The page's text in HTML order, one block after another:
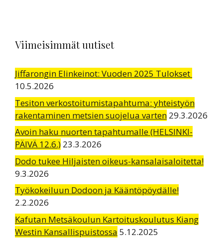
Viimeisimmät uutiset
Jiffarongin Elinkeinot: Vuoden 2025 Tulokset
10.5.2026
Tesiton verkostoitumistapahtuma: yhteistyön
rakentaminen metsien suojelua varten 29.3.2026
Avoin haku nuorten tapahtumalle (HELSINKI-
PÄIVÄ 12.6.) 23.3.2026
Dodo tukee Hiljaisten oikeus-kansalaisaloitetta!
9.3.2026
Työkokeiluun Dodoon ja Kääntöpöydälle!
2.2.2026
Kafutan Metsäkoulun Kartoituskoulutus Kiang
Westin Kansallispuistossa 5.12.2025